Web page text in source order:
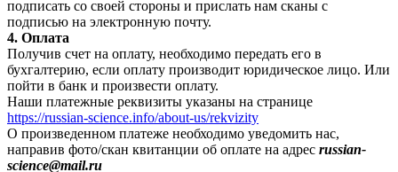
подписать со своей стороны и прислать нам сканы с
подписью на электронную почту.
4. Оплата
Получив счет на оплату, необходимо передать его в
бухгалтерию, если оплату производит юридическое лицо. Или
пойти в банк и произвести оплату.
Наши платежные реквизиты указаны на странице
https://russian-science.info/about-us/rekvizity
О произведенном платеже необходимо уведомить нас,
направив фото/скан квитанции об оплате на адрес russian-
science@mail.ru